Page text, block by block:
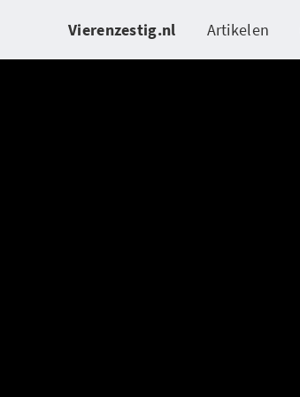
Vierenzestig.nl Artikelen